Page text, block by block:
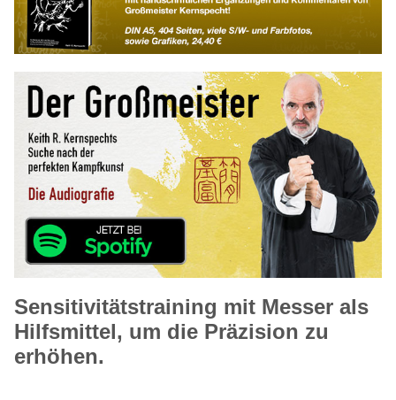
Sensitivitätstraining mit Messer als
Hilfsmittel, um die Präzision zu
erhöhen.